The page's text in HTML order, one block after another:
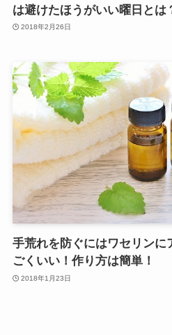
は避けたほうがいい曜日とは
2018年2月26日
手荒れを防ぐにはワセリンに
ごくいい！作り方は簡単！
2018年1月23日